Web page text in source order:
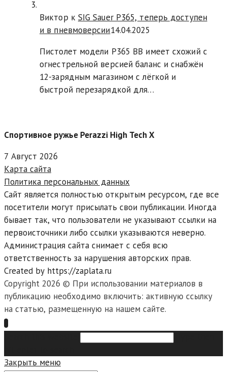
Виктор к SIG Sauer P365, теперь доступен
и в пневмоверсии14.04.2025
Пистолет модели P365 BB имеет схожий с
огнестрельной версией баланс и снабжён
12-зарядным магазином с лёгкой и
быстрой перезарядкой для…
Спортивное ружье Perazzi High Tech X
7 Август 2026
Карта сайта
Политика персональных данных
Сайт является полностью открытым ресурсом, где все
посетители могут присылать свои публикации. Иногда
бывает так, что пользователи не указывают ссылки на
первоисточники либо ссылки указываются неверно.
Администрация сайта снимает с себя всю
ответственность за нарушения авторских прав.
Created by https://zaplata.ru
Copyright 2026 © При использовании материалов в
публикацию необходимо включить: активную ссылку
на статью, размещенную на нашем сайте.
Закрыть меню